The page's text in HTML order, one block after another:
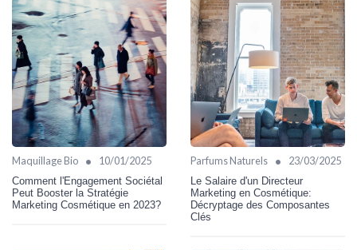
Maquillage Bio • 10/01/2025
Comment l'Engagement Sociétal
Peut Booster la Stratégie
Marketing Cosmétique en 2023?
Parfums Naturels • 23/03/2025
Le Salaire d'un Directeur
Marketing en Cosmétique:
Décryptage des Composantes
Clés